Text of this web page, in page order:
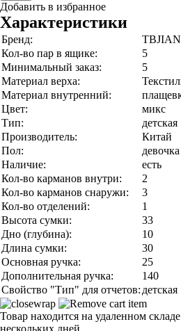
Добавить в избранное
Характеристики
Бренд:
Кол-во пар в ящике:
5
Минимальный заказ:
5
Материал верха:
Материал внутренний:
Цвет:
микс
Тип:
детская
Производитель:
Китай
Пол:
девочка
Наличие:
есть
Кол-во карманов внутри:
2
Кол-во карманов снаружи:
3
Кол-во отделений:
1
Высота сумки:
33
Дно (глубина):
10
Длина сумки:
30
Основная ручка:
25
Дополнительная ручка:
140
Свойство "Тип" для отчетов: детская
Товар находится на удаленном
нескольких дней